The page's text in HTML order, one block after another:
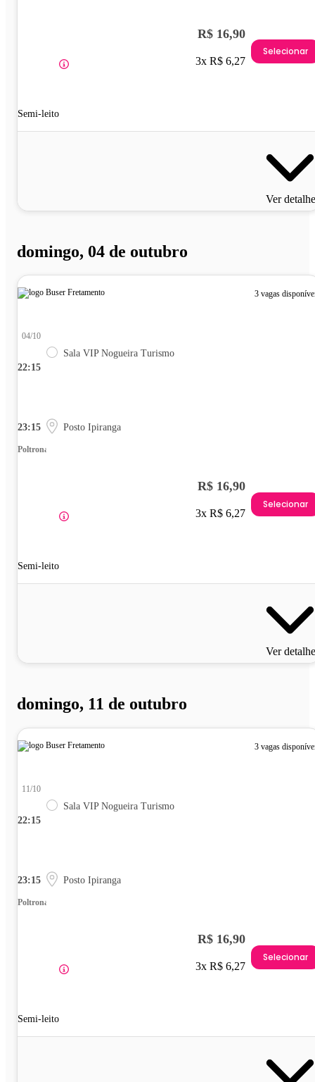
Semi-leito
R$ 16,90
3x R$ 6,27
Selecionar
Ver
domingo, 04 de outubro
3 vagas
22:15
04/10
Sala VIP Nogueira Turismo
23:15 Posto Ipiranga
Poltrona
Semi-leito
R$ 16,90
3x R$ 6,27
Selecionar
Ver
domingo, 11 de outubro
3 vagas
22:15
11/10
Sala VIP Nogueira Turismo
23:15 Posto Ipiranga
Poltrona
Semi-leito
R$ 16,90
3x R$ 6,27
Selecionar